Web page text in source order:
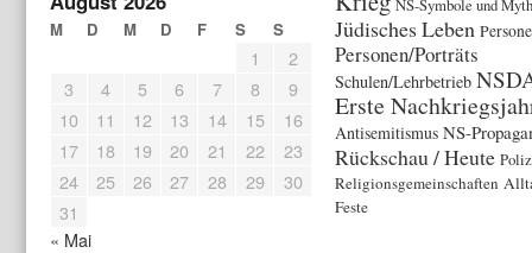
M D M D F S S
« Mai
1
2
3
4 5 6 7 8
9
10
11 12 13 14 15
16
17
18 19 20 21 22
23
24
25 26 27 28 29
30
31
Jüdisches Leben
Personen/Porträts
Schulen/Lehrbetrieb
Erste
Antisemitismus NS-
Rückschau / Heute
Religionsgemeinschaften
Feste